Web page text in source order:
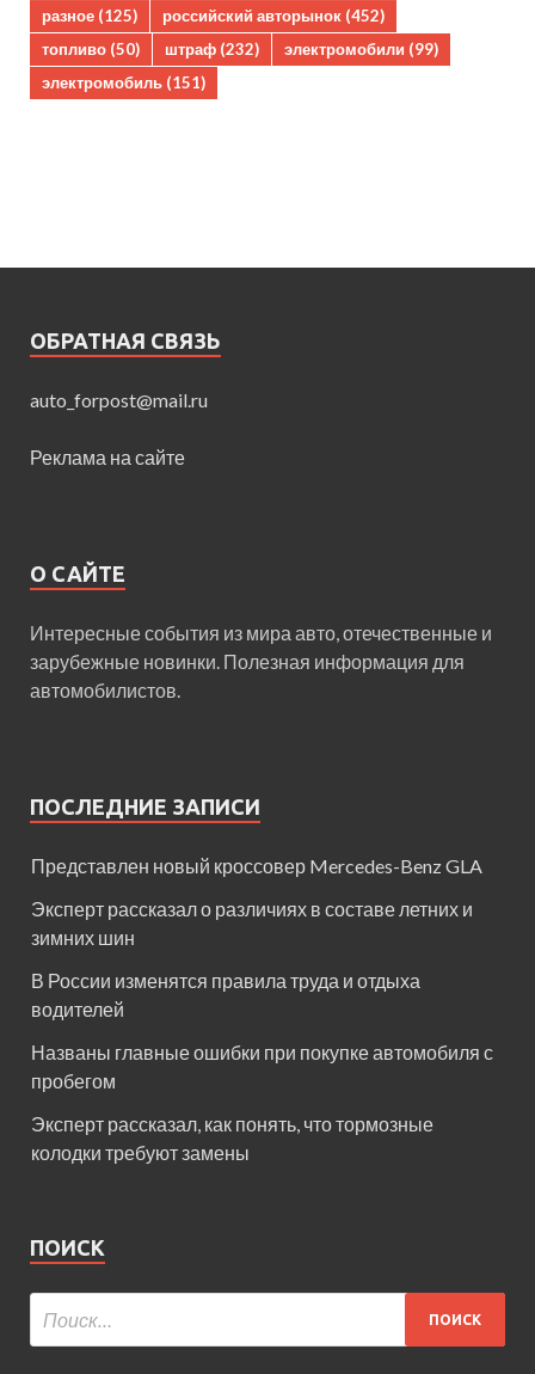
разное (125) российский авторынок (452)
топливо (50) штраф (232) электромобили (99)
электромобиль (151)
ОБРАТНАЯ СВЯЗЬ
auto_forpost@mail.ru
Реклама на сайте
О САЙТЕ
Интересные события из мира авто, отечественные и
зарубежные новинки. Полезная информация для
автомобилистов.
ПОСЛЕДНИЕ ЗАПИСИ
Представлен новый кроссовер Mercedes-Benz GLA
Эксперт рассказал о различиях в составе летних и
зимних шин
В России изменятся правила труда и отдыха
водителей
Названы главные ошибки при покупке автомобиля с
пробегом
Эксперт рассказал, как понять, что тормозные
колодки требуют замены
ПОИСК